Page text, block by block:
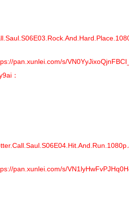
pan.xunlei.com/s/
：
pan.xunlei.com/s/